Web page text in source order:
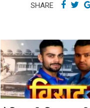
SHARE